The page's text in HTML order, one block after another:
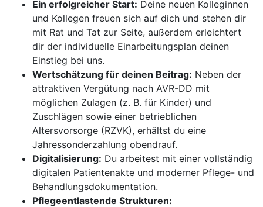
Ein erfolgreicher Start: Deine neuen Kolleginnen
und Kollegen freuen sich auf dich und stehen dir
mit Rat und Tat zur Seite, außerdem erleichtert
dir der individuelle Einarbeitungsplan deinen
Einstieg bei uns.
Wertschätzung für deinen Beitrag: Neben der
attraktiven Vergütung nach AVR-DD mit
möglichen Zulagen (z. B. für Kinder) und
Zuschlägen sowie einer betrieblichen
Altersvorsorge (RZVK), erhältst du eine
Jahressonderzahlung obendrauf.
Digitalisierung: Du arbeitest mit einer vollständig
digitalen Patientenakte und moderner Pflege- und
Behandlungsdokumentation.
Pflegeentlastende Strukturen: